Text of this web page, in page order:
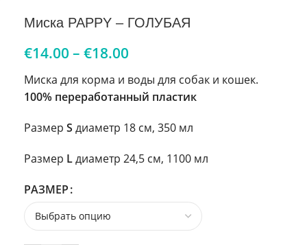
Миска PAPPY – ГОЛУБАЯ
€14.00 – €18.00
Миска для корма и воды для собак и кошек.
100% переработанный пластик
Размер S диаметр 18 см, 350 мл
Размер Lдиаметр 24,5 см, 1100 мл
РАЗМЕР